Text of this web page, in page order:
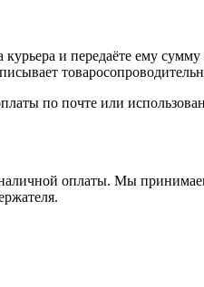
и передаёте ему
по почте или
оплаты. Мы